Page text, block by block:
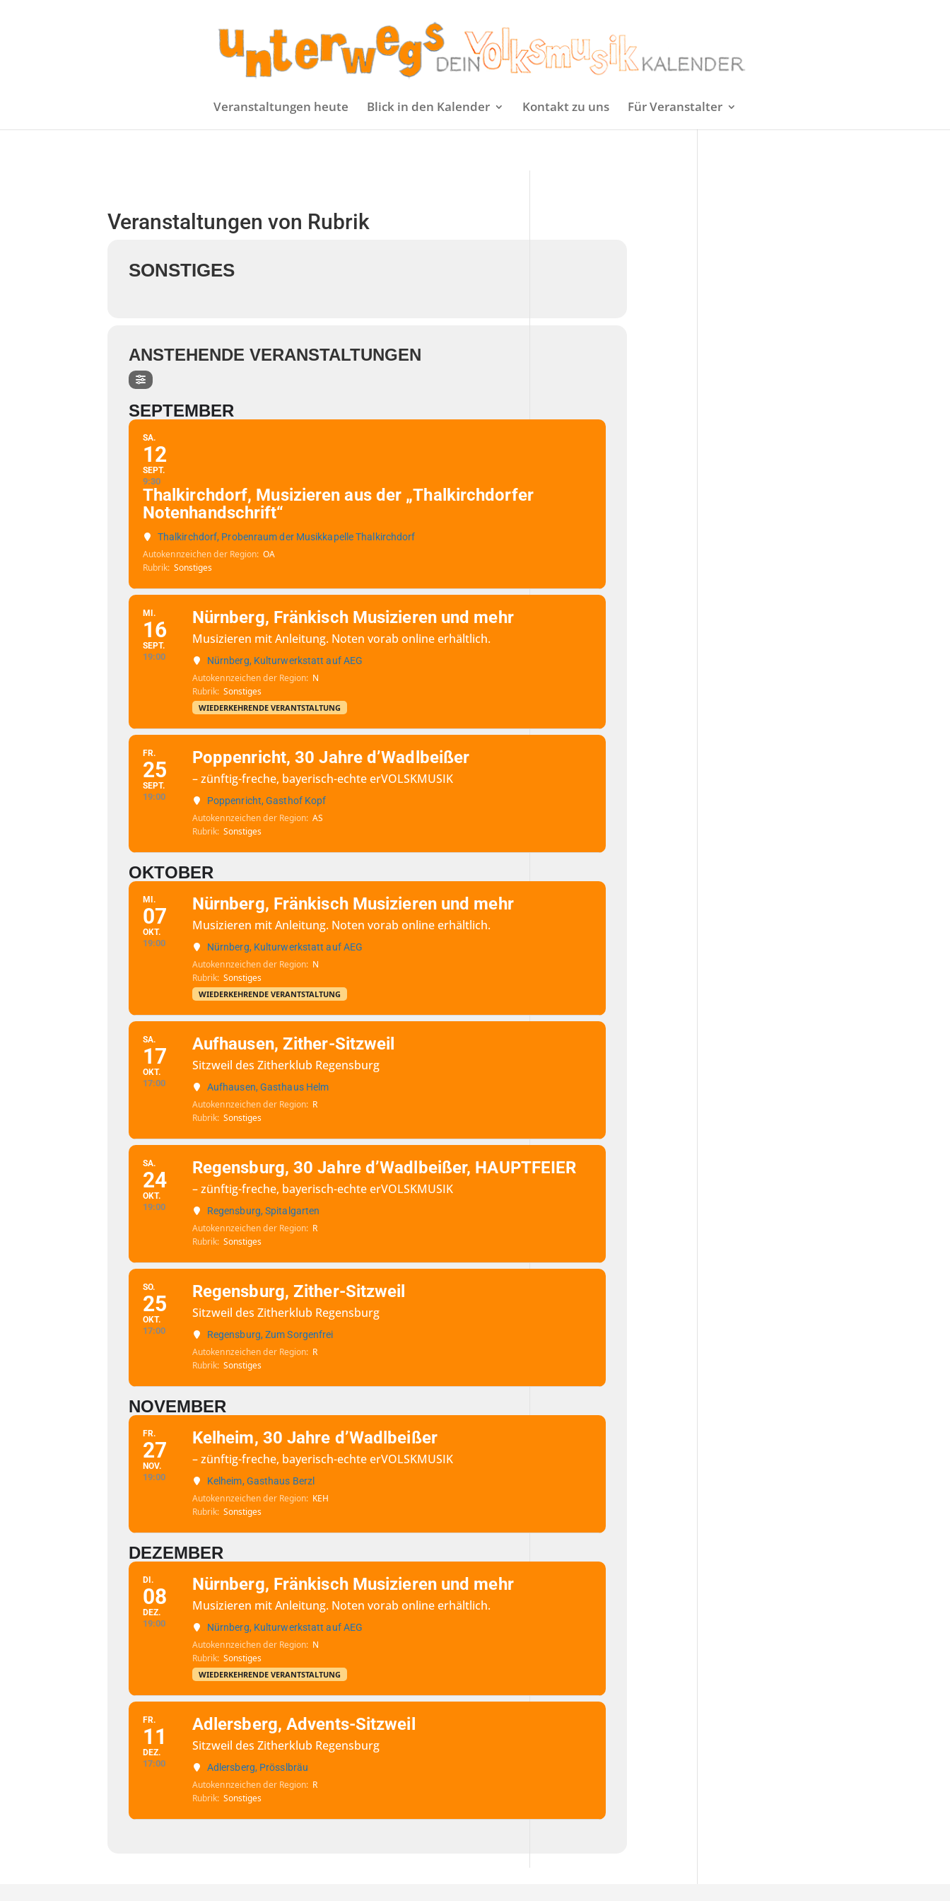
Veranstaltungen heute Blick in den Kalender Kontakt zu uns Für Veranstalter
Veranstaltungen von Rubrik
SONSTIGES
ANSTEHENDE VERANSTALTUNGEN
SEPTEMBER
SA.
12
SEPT.
9:30
Thalkirchdorf, Musizieren aus der „Thalkirchdorfer
Notenhandschrift“
Thalkirchdorf, Probenraum der Musikkapelle Thalkirchdorf
Autokennzeichen der Region OA
Rubrik Sonstiges
MI.
16
SEPT.
19:00
Nürnberg, Fränkisch Musizieren und mehr
Musizieren mit Anleitung. Noten vorab online erhältlich.
Nürnberg, Kulturwerkstatt auf AEG
Autokennzeichen der Region N
Rubrik Sonstiges
WIEDERKEHRENDE VERANTSTALTUNG
FR.
25
SEPT.
19:00
Poppenricht, 30 Jahre d’Wadlbeißer
– zünftig-freche, bayerisch-echte erVOLSKMUSIK
Poppenricht, Gasthof Kopf
Autokennzeichen der Region AS
Rubrik Sonstiges
OKTOBER
MI.
07
OKT.
19:00
Nürnberg, Fränkisch Musizieren und mehr
Musizieren mit Anleitung. Noten vorab online erhältlich.
Nürnberg, Kulturwerkstatt auf AEG
Autokennzeichen der Region N
Rubrik Sonstiges
WIEDERKEHRENDE VERANTSTALTUNG
SA.
17
OKT.
17:00
Aufhausen, Zither-Sitzweil
Sitzweil des Zitherklub Regensburg
Aufhausen, Gasthaus Helm
Autokennzeichen der Region R
Rubrik Sonstiges
SA.
24
OKT.
19:00
Regensburg, 30 Jahre d’Wadlbeißer, HAUPTFEIER
– zünftig-freche, bayerisch-echte erVOLSKMUSIK
Regensburg, Spitalgarten
Autokennzeichen der Region R
Rubrik Sonstiges
SO.
25
OKT.
17:00
Regensburg, Zither-Sitzweil
Sitzweil des Zitherklub Regensburg
Regensburg, Zum Sorgenfrei
Autokennzeichen der Region R
Rubrik Sonstiges
NOVEMBER
FR.
27
NOV.
19:00
Kelheim, 30 Jahre d’Wadlbeißer
– zünftig-freche, bayerisch-echte erVOLSKMUSIK
Kelheim, Gasthaus Berzl
Autokennzeichen der Region KEH
Rubrik Sonstiges
DEZEMBER
DI.
08
DEZ.
19:00
Nürnberg, Fränkisch Musizieren und mehr
Musizieren mit Anleitung. Noten vorab online erhältlich.
Nürnberg, Kulturwerkstatt auf AEG
Autokennzeichen der Region N
Rubrik Sonstiges
WIEDERKEHRENDE VERANTSTALTUNG
FR.
11
DEZ.
17:00
Adlersberg, Advents-Sitzweil
Sitzweil des Zitherklub Regensburg
Adlersberg, Prösslbräu
Autokennzeichen der Region R
Rubrik Sonstiges